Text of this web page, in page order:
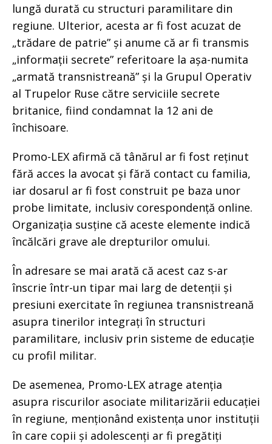
lungă durată cu structuri paramilitare din
regiune. Ulterior, acesta ar fi fost acuzat de
„trădare de patrie” și anume că ar fi transmis
„informații secrete” referitoare la așa-numita
„armată transnistreană” și la Grupul Operativ
al Trupelor Ruse către serviciile secrete
britanice, fiind condamnat la 12 ani de
închisoare.
Promo-LEX afirmă că tânărul ar fi fost reținut
fără acces la avocat și fără contact cu familia,
iar dosarul ar fi fost construit pe baza unor
probe limitate, inclusiv corespondență online.
Organizația susține că aceste elemente indică
încălcări grave ale drepturilor omului.
În adresare se mai arată că acest caz s-ar
înscrie într-un tipar mai larg de detenții și
presiuni exercitate în regiunea transnistreană
asupra tinerilor integrați în structuri
paramilitare, inclusiv prin sisteme de educație
cu profil militar.
De asemenea, Promo-LEX atrage atenția
asupra riscurilor asociate militarizării educației
în regiune, menționând existența unor instituții
în care copii și adolescenți ar fi pregătiți